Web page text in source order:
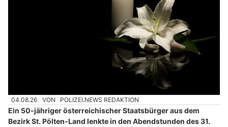
04.08.26 VON POLIZEI.NEWS REDAKTION
Ein 50-jähriger österreichischer Staatsbürger aus dem
Bezirk St. Pölten-Land lenkte in den Abendstunden des 31.